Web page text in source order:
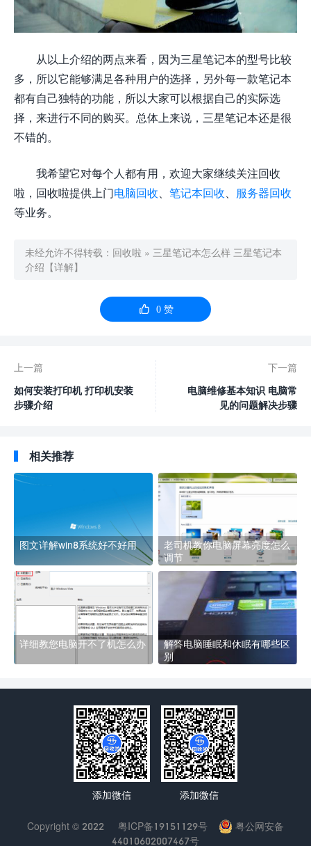
从以上介绍的两点来看，因为三星笔记本的型号比较
多，所以它能够满足各种用户的选择，另外每一款笔记本
都有自己独特的功能，所以大家可以根据自己的实际选
择，来进行不同的购买。总体上来说，三星笔记本还是很
不错的。
我希望它对每个人都有用，欢迎大家继续关注回收
啦，回收啦提供上门电脑回收 笔记本回收
服务器回收
等业务。
未经允许不得转载： 回收啦 » 三星笔记本怎么样 三星笔记本
介绍【详解】
 0赞
上一篇
如何安装打印机 打印机安装
步骤介绍
下一篇
电脑维修基本知识 电脑常
见的问题解决步骤
相关推荐
图文详解win8系统好不好用
老司机教你电脑屏幕亮度怎么
调节
详细教您电脑开不了机怎么办
解答电脑睡眠和休眠有哪些区
别
添加微信 添加微信
Copyright © 2022 粤ICP备19151129号
粤公网安备
44010602007467号